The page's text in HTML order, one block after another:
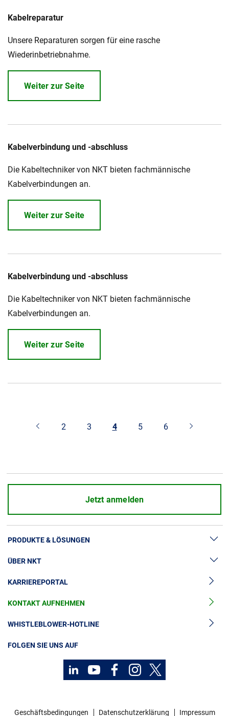
Kabelreparatur
Unsere Reparaturen sorgen für eine rasche
Wiederinbetriebnahme.
Weiter zur Seite
Kabelverbindung und -abschluss
Die Kabeltechniker von NKT bieten fachmännische
Kabelverbindungen an.
Weiter zur Seite
Kabelverbindung und -abschluss
Die Kabeltechniker von NKT bieten fachmännische
Kabelverbindungen an.
Weiter zur Seite
2 3 4 5 6
Jetzt anmelden
PRODUKTE & LÖSUNGEN
Hochspannung
Kabelgarnituren
Mittelspannungskabel
Niederspannungskabel
ÜBER NKT
News & Presse
Unsere Geschichte
Investoren
Nachhaltigkeit
KARRIEREPORTAL
KONTAKT AUFNEHMEN
WHISTLEBLOWER-HOTLINE
FOLGEN SIE UNS AUF
Geschäftsbedingungen Datenschutzerklärung Impressum